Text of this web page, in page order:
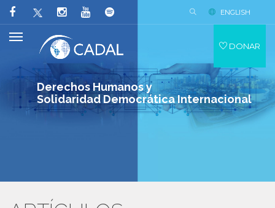
Derechos Humanos y
Solidaridad Democrática Internacional
ENGLISH
DONAR